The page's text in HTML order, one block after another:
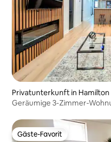
Privatunterkunft in Hamilton
Geräumige 3-Zimmer-
Gäste-Favorit
Gäste-Favorit